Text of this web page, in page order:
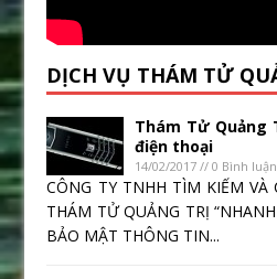
DỊCH VỤ THÁM TỬ
Thám Tử Quảng
điện thoại
14/02/2017 // 0 Bình luận
CÔNG TY TNHH TÌM KIẾM VÀ
THÁM TỬ QUẢNG TRỊ “NHANH
BẢO MẬT THÔNG TIN...